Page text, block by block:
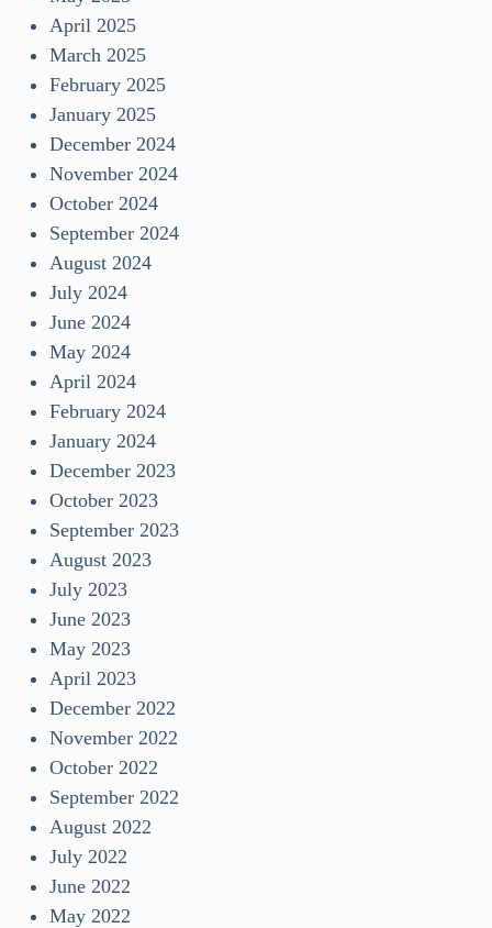
April 2025
March 2025
February 2025
January 2025
December 2024
November 2024
October 2024
September 2024
August 2024
July 2024
June 2024
May 2024
April 2024
February 2024
January 2024
December 2023
October 2023
September 2023
August 2023
July 2023
June 2023
May 2023
April 2023
December 2022
November 2022
October 2022
September 2022
August 2022
July 2022
June 2022
May 2022